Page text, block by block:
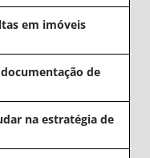
em imóveis
de
na estratégia de